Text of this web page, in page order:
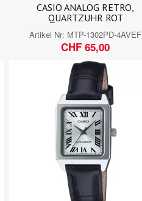
CASIO ANALOG RETRO,
QUARTZUHR ROT
Artikel Nr: MTP-1302PD-4AVEF
CHF 65,00